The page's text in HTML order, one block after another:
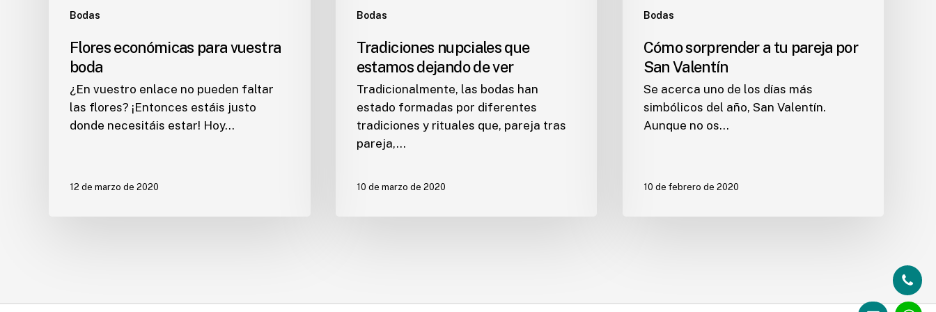
Bodas
Flores económicas para vuestra
boda
¿En vuestro enlace no pueden faltar
las flores? ¡Entonces estáis justo
donde necesitáis estar! Hoy…
12 de marzo de 2020
Bodas
Tradiciones nupciales que
estamos dejando de ver
Tradicionalmente, las bodas han
estado formadas por diferentes
tradiciones y rituales que, pareja tras
pareja,…
10 de marzo de 2020
Bodas
Cómo sorprender a tu pareja por
San Valentín
Se acerca uno de los días más
simbólicos del año, San Valentín.
Aunque no os…
10 de febrero de 2020